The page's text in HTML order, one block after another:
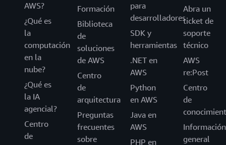
AWS?
¿Qué es
la
computación
en la
nube?
¿Qué es
la IA
agencial?
Centro
de
Formación
Biblioteca
de
soluciones
de AWS
Centro
de
arquitectura
Preguntas
frecuentes
sobre
para
desarrolladores
SDK y
herramientas
.NET en
AWS
Python
en AWS
Java en
AWS
PHP en
Abra un
ticket de
soporte
técnico
AWS
re:Post
Centro
de
Información
general